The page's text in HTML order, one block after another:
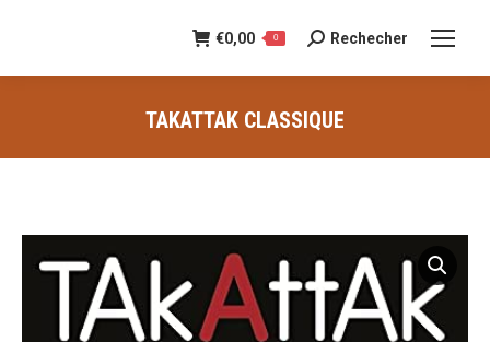
€0,00 0
Recherche
:
Rechecher
TAKATTAK CLASSIQUE